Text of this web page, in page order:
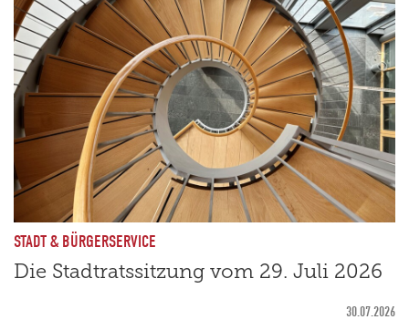
STADT & BÜRGERSERVICE
Die Stadtratssitzung vom 29. Juli 2026
30.07.2026